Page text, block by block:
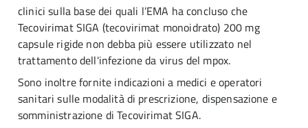
clinici sulla base dei quali l’EMA ha concluso che
Tecovirimat SIGA (tecovirimat monoidrato) 200 mg
capsule rigide non debba più essere utilizzato nel
trattamento dell'infezione da virus del mpox.
Sono inoltre fornite indicazioni a medici e operatori
sanitari sulle modalità di prescrizione, dispensazione e
somministrazione di Tecovirimat SIGA.